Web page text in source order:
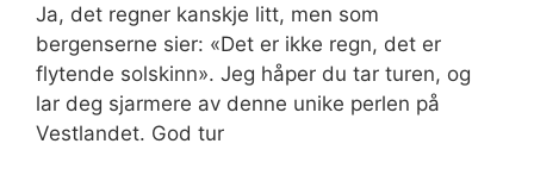
Ja, det regner kanskje litt, men som
bergenserne sier: «Det er ikke regn, det er
flytende solskinn». Jeg håper du tar turen, og
lar deg sjarmere av denne unike perlen på
Vestlandet. God tur